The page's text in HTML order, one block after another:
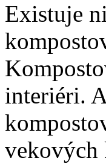
Existuje
interiéri.
vekových